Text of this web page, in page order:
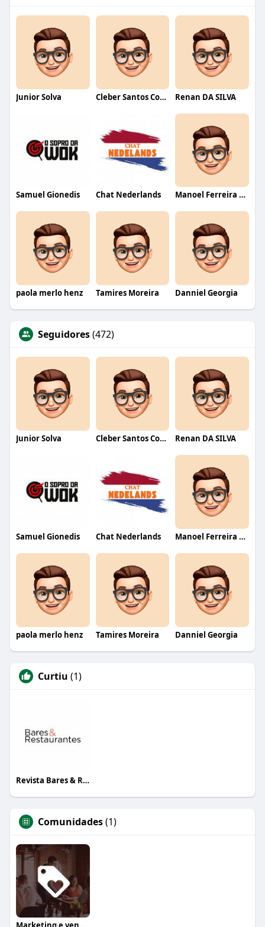
Junior Solva Cleber Santos Costa Renan DA SILVA
Samuel Gionedis Chat Nederlands Manoel Ferreira dos Santos junior
paola merlo henz Tamires Moreira Danniel Georgia
Seguidores(472)
Junior Solva Cleber Santos Costa Renan DA SILVA
Samuel Gionedis Chat Nederlands Manoel Ferreira dos Santos junior
paola merlo henz Tamires Moreira Danniel Georgia
Curtiu (1)
Revista Bares & Restaurantes
Comunidades(1)